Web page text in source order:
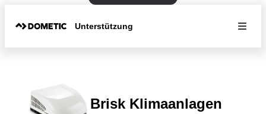
Unterstützung
Brisk Klimaanlagen